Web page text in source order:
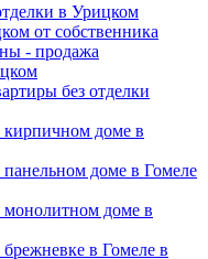
в Урицком
от собственника
- продажа
без отделки
кирпичном доме в
доме в Гомеле
доме в
в Гомеле в